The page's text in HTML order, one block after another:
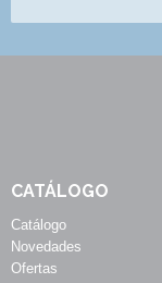
CATÁLOGO
Catálogo
Novedades
Ofertas